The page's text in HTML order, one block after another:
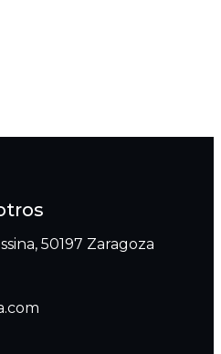
50197 Zaragoza